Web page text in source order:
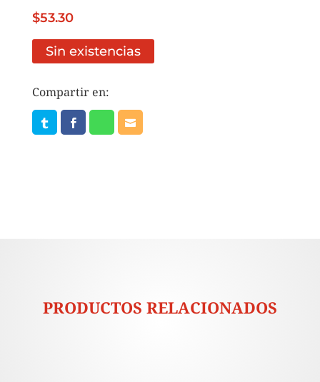
$53.30
Sin existencias
Compartir en:
PRODUCTOS RELACIONADOS